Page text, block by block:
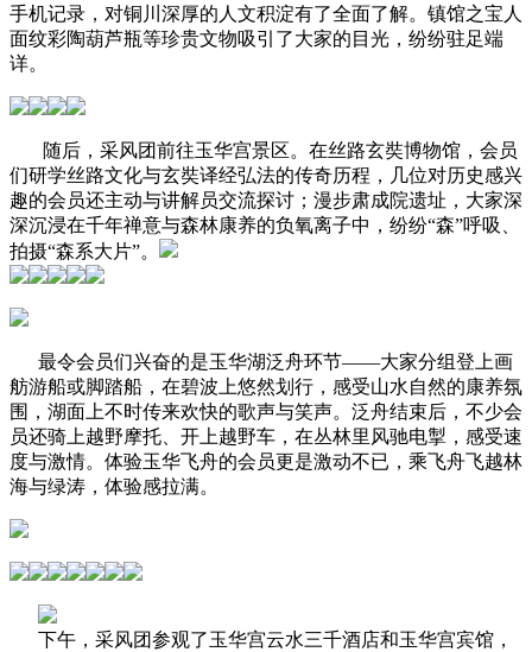
手机记录，对铜川深厚的人文积淀有了全面了解。镇馆之宝人
面纹彩陶葫芦瓶等珍贵文物吸引了大家的目光，纷纷驻足端
详。
随后，采风团前往玉华宫景区。在丝路玄奘博物馆，会员
们研学丝路文化与玄奘译经弘法的传奇历程，几位对历史感兴
趣的会员还主动与讲解员交流探讨；漫步肃成院遗址，大家深
深沉浸在千年禅意与森林康养的负氧离子中，纷纷“森”呼吸、
拍摄“森系大片”。
最令会员们兴奋的是玉华湖泛舟环节——大家分组登上画
舫游船或脚踏船，在碧波上悠然划行，感受山水自然的康养氛
围，湖面上不时传来欢快的歌声与笑声。泛舟结束后，不少会
员还骑上越野摩托、开上越野车，在丛林里风驰电掣，感受速
度与激情。体验玉华飞舟的会员更是激动不已，乘飞舟飞越林
海与绿涛，体验感拉满。
下午，采风团参观了玉华宫云水三千酒店和玉华宫宾馆，